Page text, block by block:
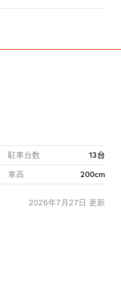
駐車台数 13台
車高 200cm
2026年7月27日 更新